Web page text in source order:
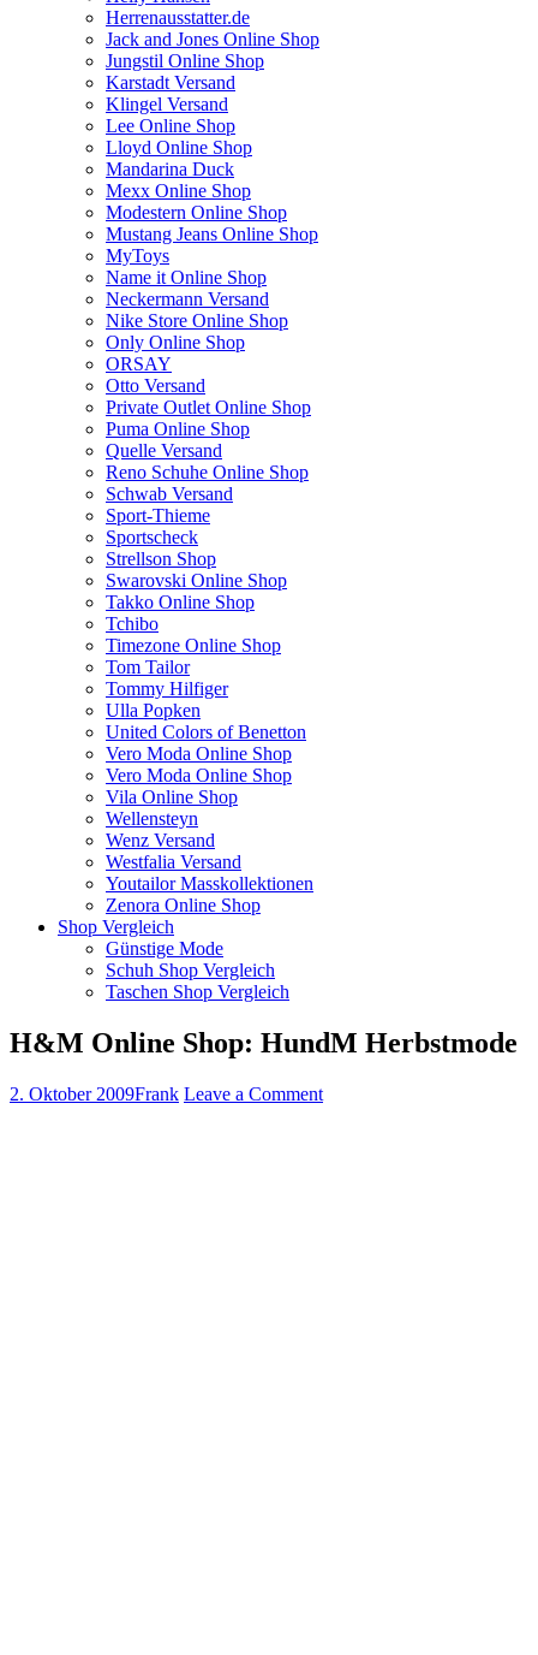
Herrenausstatter.de
Jack and Jones Online Shop
Jungstil Online Shop
Karstadt Versand
Klingel Versand
Lee Online Shop
Lloyd Online Shop
Mandarina Duck
Mexx Online Shop
Modestern Online Shop
Mustang Jeans Online Shop
MyToys
Name it Online Shop
Neckermann Versand
Nike Store Online Shop
Only Online Shop
ORSAY
Otto Versand
Private Outlet Online Shop
Puma Online Shop
Quelle Versand
Reno Schuhe Online Shop
Schwab Versand
Sport-Thieme
Sportscheck
Strellson Shop
Swarovski Online Shop
Takko Online Shop
Tchibo
Timezone Online Shop
Tom Tailor
Tommy Hilfiger
Ulla Popken
United Colors of Benetton
Vero Moda Online Shop
Vero Moda Online Shop
Vila Online Shop
Wellensteyn
Wenz Versand
Westfalia Versand
Youtailor Masskollektionen
Zenora Online Shop
Shop Vergleich
Günstige Mode
Schuh Shop Vergleich
Taschen Shop Vergleich
H&M Online Shop: HundM Herbstmode
2. Oktober 2009Frank Leave a Comment